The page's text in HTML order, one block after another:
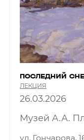
ПОСЛЕДНИЙ
ЛЕКЦИЯ
26.03.2026
Музей А.А.
ул. Гончарова,